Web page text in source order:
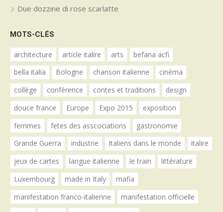
Due dozzine di rose scarlatte
MOTS-CLÉS
architecture article italire arts
befana acfi
bella italia
Bologne chanson italienne
cinéma
collège
conférence contes et traditions
design
douce france
Europe Expo 2015
exposition
femmes
fetes des asscociations
gastronomie
Grande Guerra
industrie Italiens dans le monde
italire
jeux de cartes
langue italienne le train
littérature
Luxembourg
made in Italy
mafia
manifestation franco-italienne
manifestation officielle